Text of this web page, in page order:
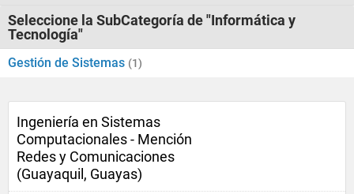
Seleccione la SubCategoría de "Informática y
Tecnología"
Gestión de Sistemas (1)
Ingeniería en Sistemas
Computacionales - Mención
Redes y Comunicaciones
(Guayaquil, Guayas)